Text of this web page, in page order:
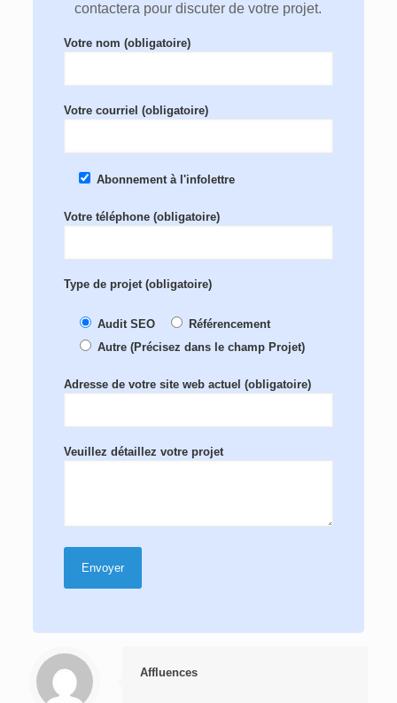
contactera pour discuter de votre projet.
Votre nom (obligatoire)
Votre courriel (obligatoire)
Abonnement à l'infolettre
Votre téléphone (obligatoire)
Type de projet (obligatoire)
Audit SEO
Référencement
Autre (Précisez dans le champ Projet)
Adresse de votre site web actuel (obligatoire)
Veuillez détaillez votre projet
Affluences